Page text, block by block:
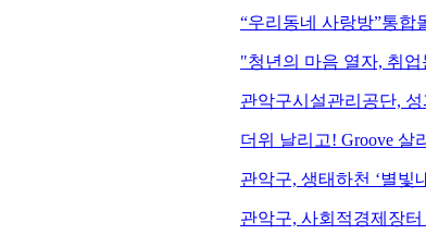
“우리동네 사랑방”통합
"청년의 마음 열자, 취
관악구시설관리공단,
더위 날리고! Groove 살
관악구, 생태하천 ‘별빛
관악구, 사회적경제장